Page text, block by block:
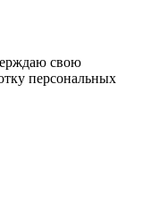
свою
персональных